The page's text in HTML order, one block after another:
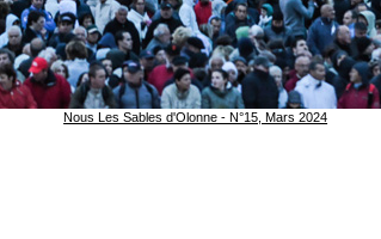
Nous Les Sables d'Olonne - N°15, Mars 2024